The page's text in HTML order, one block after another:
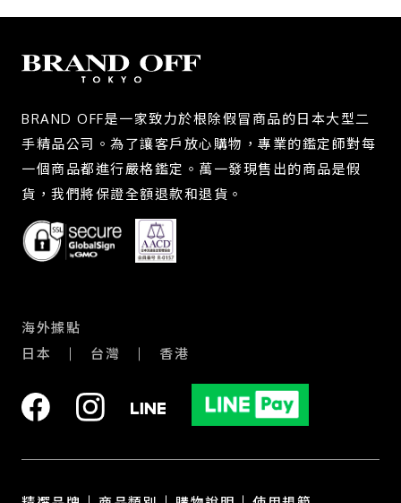
BRAND OFF是一家致力於根除假冒商品的日本大型二
手精品公司。為了讓客戶放心購物，專業的鑑定師對每
一個商品都進行嚴格鑑定。萬一發現售出的商品是假
貨，我們將保證全額退款和退貨。
海外據點
日本
台灣 香港